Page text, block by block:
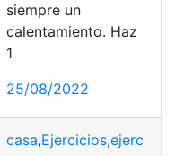
de registro,publicado
siempre un
calentamiento. Haz
1
25/08/2022
casa,Ejercicios,